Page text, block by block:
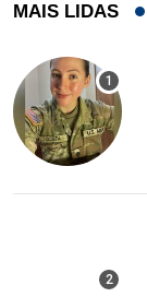
MAIS LIDAS